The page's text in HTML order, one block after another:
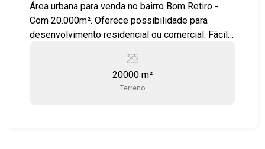
Área urbana para venda no bairro Bom Retiro -
Com 20.000m². Oferece possibilidade para
desenvolvimento residencial ou comercial. Fácil
#campodastulipas #bairrobomretiro
#saojosedocampos #sjc
20000 m²
Terreno